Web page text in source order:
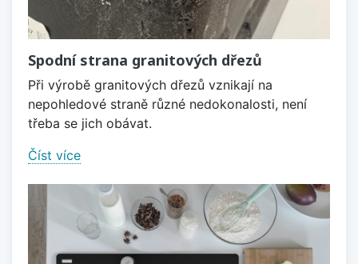
Spodní strana granitových dřezů
Při výrobě granitových dřezů vznikají na
nepohledové straně různé nedokonalosti, není
třeba se jich obávat.
Číst více